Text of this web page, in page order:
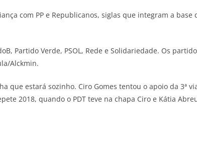
com PP e Republicanos, siglas que integram a base
Partido Verde, PSOL, Rede e Solidariedade. Os
Alckmin.
que estará sozinho. Ciro Gomes tentou o apoio da 3ª
2018, quando o PDT teve na chapa Ciro e Kátia